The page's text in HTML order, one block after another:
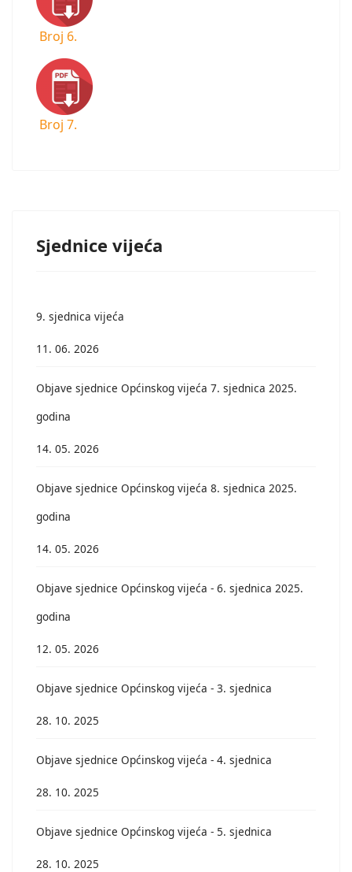
Broj 6.
Broj 7.
Sjednice vijeća
9. sjednica vijeća
11. 06. 2026
Objave sjednice Općinskog vijeća 7. sjednica 2025.
godina
14. 05. 2026
Objave sjednice Općinskog vijeća 8. sjednica 2025.
godina
14. 05. 2026
Objave sjednice Općinskog vijeća - 6. sjednica 2025.
godina
12. 05. 2026
Objave sjednice Općinskog vijeća - 3. sjednica
28. 10. 2025
Objave sjednice Općinskog vijeća - 4. sjednica
28. 10. 2025
Objave sjednice Općinskog vijeća - 5. sjednica
28. 10. 2025